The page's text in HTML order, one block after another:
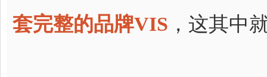
套完整的品牌VIS ，这其中